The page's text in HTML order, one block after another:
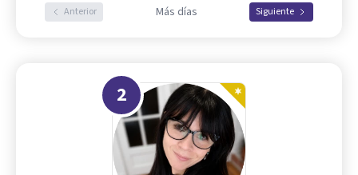
Anterior Más días Siguiente
2